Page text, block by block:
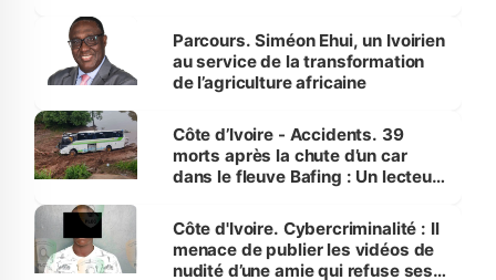
Parcours. Siméon Ehui, un Ivoirien
au service de la transformation
de l’agriculture africaine
Côte d’Ivoire - Accidents. 39
morts après la chute d’un car
dans le fleuve Bafing : Un lecteur
des Transports
Côte d'Ivoire. Cybercriminalité : Il
menace de publier les vidéos de
nudité d’une amie qui refuse ses